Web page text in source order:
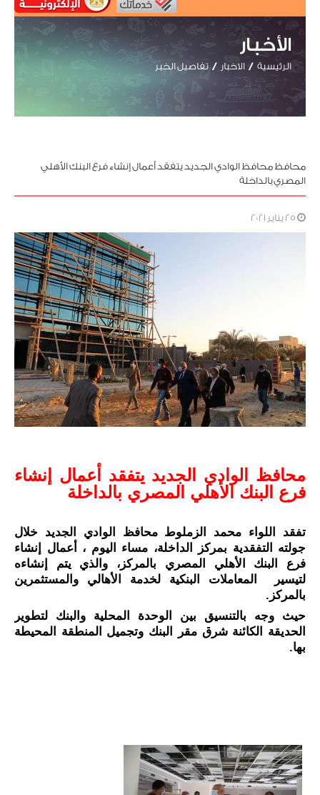
الأخبار
الرئيسية الاخبار تفاصيل الخبر
محافظ محافظ الوادي الجديد يتفقد أعمال إنشاء فرع البنك الأهلي
المصري بالداخلة
فرع البنك الأهلي المصري بالداخلة
بالمركز.
بها.